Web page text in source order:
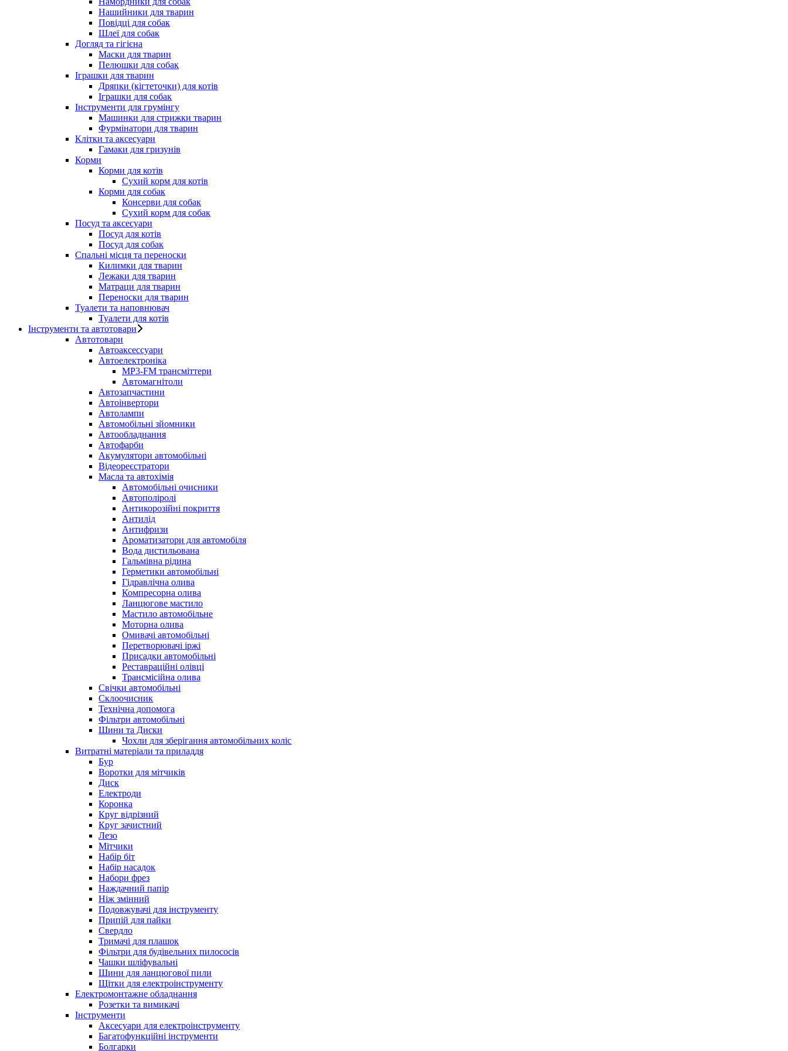
Нашийники для тварин
Повідці для собак
Шлеї для собак
Догляд та гігієна
Маски для тварин
Пелюшки для собак
Іграшки для тварин
Дряпки (кігтеточки) для котів
Іграшки для собак
Інструменти для грумінгу
Машинки для стрижки тварин
Фурмінатори для тварин
Клітки та аксесуари
Гамаки для гризунів
Корми
Корми для котів
Сухий корм для котів
Корми для собак
Консерви для собак
Сухий корм для собак
Посуд та аксесуари
Посуд для котів
Посуд для собак
Спальні місця та переноски
Килимки для тварин
Лежаки для тварин
Матраци для тварин
Переноски для тварин
Туалети та наповнювач
Туалети для котів
Інструменти та автотовари
Автотовари
Автоаксессуари
Автоелектроніка
MP3-FM трансміттери
Автомагнітоли
Автозапчастини
Автоінвертори
Автолампи
Автомобільні зйомники
Автообладнання
Автофарби
Акумулятори автомобільні
Відеореєстратори
Масла та автохімія
Автомобільні очисники
Автополіролі
Антикорозійні покриття
Антилід
Антифризи
Ароматизатори для автомобіля
Вода дистильована
Гальмівна рідина
Герметики автомобільні
Гідравлічна олива
Компресорна олива
Ланцюгове мастило
Мастило автомобільне
Моторна олива
Омивачі автомобільні
Перетворювачі іржі
Присадки автомобільні
Реставраційні олівці
Трансмісійна олива
Свічки автомобільні
Склоочисник
Технічна допомога
Фільтри автомобільні
Шини та Диски
Чохли для зберігання автомобільних коліс
Витратні матеріали та приладдя
Бур
Воротки для мітчиків
Диск
Електроди
Коронка
Круг відрізний
Круг зачистний
Лезо
Мітчики
Набір біт
Набір насадок
Набори фрез
Наждачний папір
Ніж змінний
Подовжувачі для інструменту
Припій для пайки
Свердло
Тримачі для плашок
Фільтри для будівельних пилососів
Чашки шліфувальні
Шини для ланцюгової пили
Щітки для електроінструменту
Електромонтажне обладнання
Розетки та вимикачі
Інструменти
Аксесуари для електроінструменту
Багатофункційні інструменти
Болгарки